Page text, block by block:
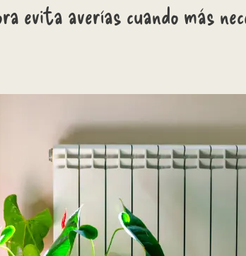
evita averías cuando más